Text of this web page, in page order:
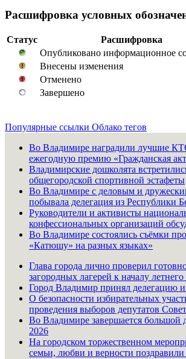
Расшифровка условных
Статус
Расшифровка
Опубликовано информационное
Внесены изменения
Отменено
Завершено
Популярные ссылки Облако тегов
Во Владимире наградили лучшие
ежегодную премию «Гражданская
Владимирские дошколята
общегородской спортивной эстафеты
Во Владимире с деловым и
побывала делегация из Республики
Руководители и активисты
конфессиональных организаций
Во Владимире состоялись съёмки
«Катюшу» на разных языках»
Глава города лично проверил
загородных лагерей к началу летнего
Город Владимир принял делегацию
О безопасности избирательных
проведения выборов депутатов
Во Владимире завершается
2026
На городском торжественном
семьи, любви и верности поздравили